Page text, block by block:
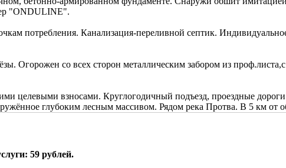
"ONDULINE".
потребления. Канализация-переливной септик.
Огорожен со всех сторон металлическим забором из
целевыми взносами. Круглогодичный подъезд, проездные
глубоким лесным массивом. Рядом река Протва. В 5 км
59 рублей.